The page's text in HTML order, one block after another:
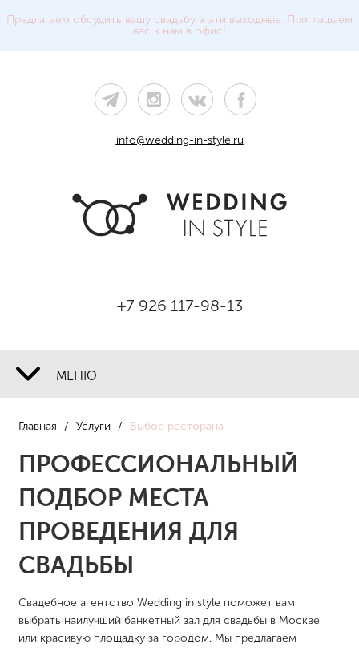
Предлагаем обсудить вашу свадьбу в эти выходные. Приглашаем
вас к нам в офис!
info@wedding-in-style.ru
+7 926 117-98-13
МЕНЮ
О НАС
ЦЕНЫ
СПЕЦПРЕДЛОЖЕНИЯ
ОТЗЫВЫ
КОНТАКТЫ
Главная / Услуги / Выбор ресторана
ПРОФЕССИОНАЛЬНЫЙ
ПОДБОР МЕСТА
ПРОВЕДЕНИЯ ДЛЯ
СВАДЬБЫ
Свадебное агентство Wedding in style поможет вам
выбрать наилучший банкетный зал для свадьбы в Москве
или красивую площадку за городом. Мы предлагаем